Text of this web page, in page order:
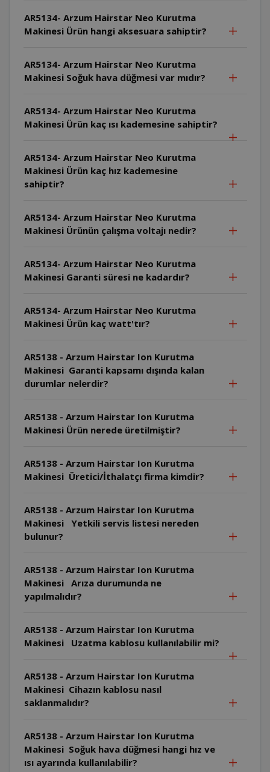
AR5134- Arzum Hairstar Neo Kurutma
Makinesi Ürün hangi aksesuara sahiptir?
AR5134- Arzum Hairstar Neo Kurutma
Makinesi Soğuk hava düğmesi var mıdır?
AR5134- Arzum Hairstar Neo Kurutma
Makinesi Ürün kaç ısı kademesine sahiptir?
AR5134- Arzum Hairstar Neo Kurutma
Makinesi Ürün kaç hız kademesine
sahiptir?
AR5134- Arzum Hairstar Neo Kurutma
Makinesi Ürünün çalışma voltajı nedir?
AR5134- Arzum Hairstar Neo Kurutma
Makinesi Garanti süresi ne kadardır?
AR5134- Arzum Hairstar Neo Kurutma
Makinesi Ürün kaç watt'tır?
AR5138 - Arzum Hairstar Ion Kurutma
Makinesi Garanti kapsamı dışında kalan
durumlar nelerdir?
AR5138 - Arzum Hairstar Ion Kurutma
Makinesi Ürün nerede üretilmiştir?
AR5138 - Arzum Hairstar Ion Kurutma
Makinesi Üretici/İthalatçı firma kimdir?
AR5138 - Arzum Hairstar Ion Kurutma
Makinesi Yetkili servis listesi nereden
bulunur?
AR5138 - Arzum Hairstar Ion Kurutma
Makinesi Arıza durumunda ne
yapılmalıdır?
AR5138 - Arzum Hairstar Ion Kurutma
Makinesi Uzatma kablosu kullanılabilir mi?
AR5138 - Arzum Hairstar Ion Kurutma
Makinesi Cihazın kablosu nasıl
saklanmalıdır?
AR5138 - Arzum Hairstar Ion Kurutma
Makinesi Soğuk hava düğmesi hangi hız ve
ısı ayarında kullanılabilir?